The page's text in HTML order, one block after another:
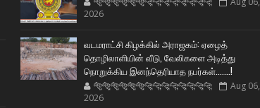
2026
வடமராட்சி கிழக்கில் அராஜகம்: ஏழைத்
தொழிலாளியின் வீடு, வேலிகளை அடித்து
நொறுக்கிய இனந்தெரியாத நபர்கள்.......!
🐅🐅🐅🐅🐅🐅🐆🐆🐆🐆🐆🐆🐆🐆
Aug 06,
2026